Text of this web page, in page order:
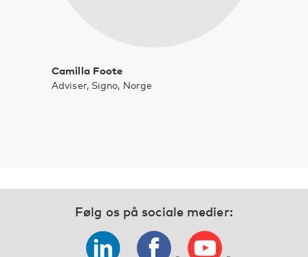
Camilla Foote
Adviser, Signo, Norge
Følg os på sociale medier: